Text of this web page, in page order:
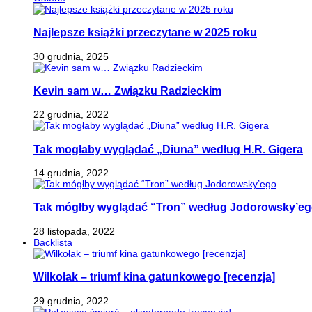
Najlepsze książki przeczytane w 2025 roku
30 grudnia, 2025
Kevin sam w… Związku Radzieckim
22 grudnia, 2022
Tak mogłaby wyglądać „Diuna” według H.R. Gigera
14 grudnia, 2022
Tak mógłby wyglądać “Tron” według
28 listopada, 2022
Backlista
Wilkołak – triumf kina gatunkowego [recenzja]
29 grudnia, 2022